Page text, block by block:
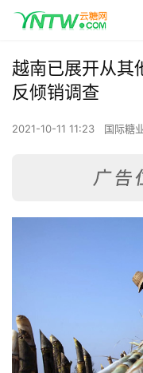
越南已展开从其
反倾销调查
2021-10-11 11:23 国际糖